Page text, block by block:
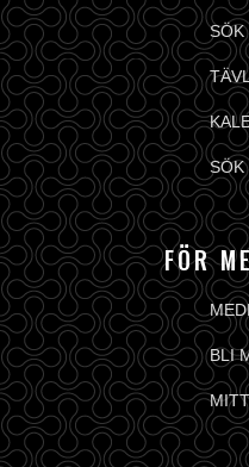
SÖK
SÖK
FÖR
BLI